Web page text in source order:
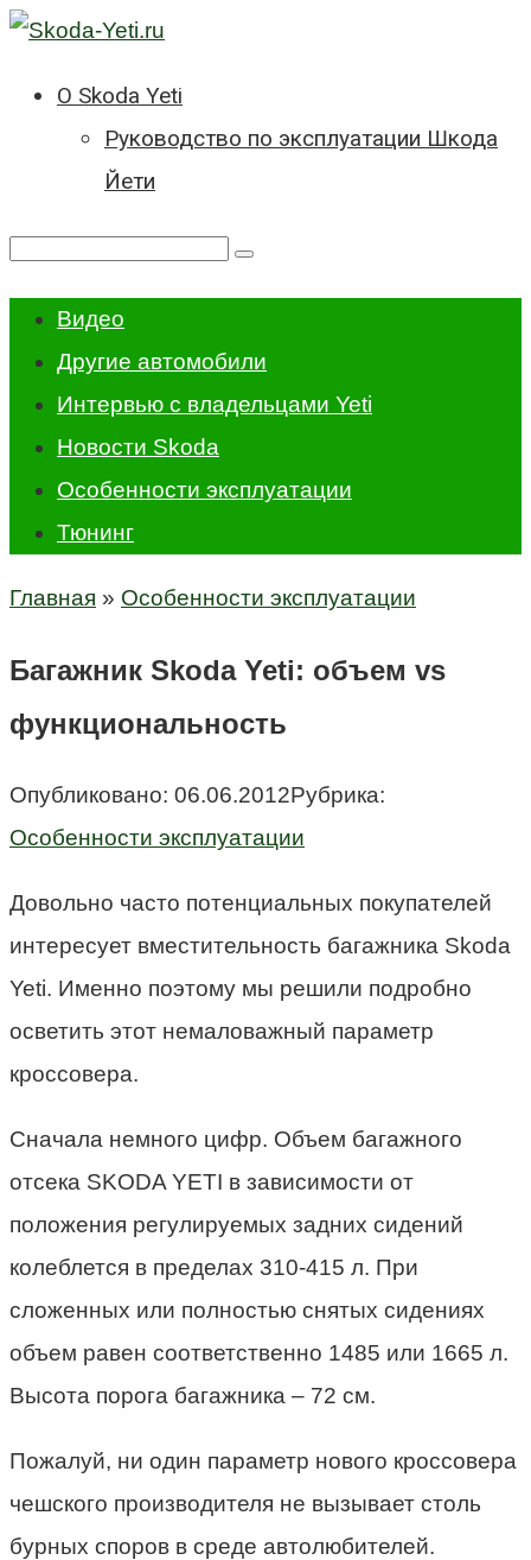
Перейти
О Skoda Yeti
Руководство по эксплуатации Шкода
Йети
Поиск:
Видео
Другие автомобили
Интервью с владельцами Yeti
Новости Skoda
Особенности эксплуатации
Тюнинг
Главная » Особенности эксплуатации
Багажник Skoda Yeti: объем vs
функциональность
Опубликовано: 06.06.2012Рубрика:
Особенности эксплуатации
Довольно часто потенциальных покупателей
интересует вместительность багажника Skoda
Yeti. Именно поэтому мы решили подробно
осветить этот немаловажный параметр
кроссовера.
Сначала немного цифр. Объем багажного
отсека SKODA YETI в зависимости от
положения регулируемых задних сидений
колеблется в пределах 310-415 л. При
сложенных или полностью снятых сидениях
объем равен соответственно 1485 или 1665 л.
Высота порога багажника – 72 см.
Пожалуй, ни один параметр нового кроссовера
чешского производителя не вызывает столь
бурных споров в среде автолюбителей.